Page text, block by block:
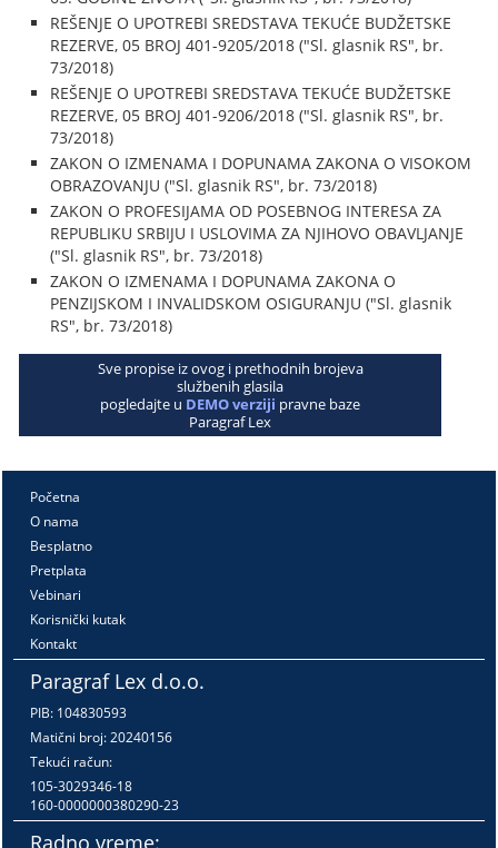
REŠENJE O UPOTREBI SREDSTAVA TEKUĆE BUDŽETSKE
REZERVE, 05 BROJ 401-9205/2018 ("Sl. glasnik RS", br.
73/2018)
REŠENJE O UPOTREBI SREDSTAVA TEKUĆE BUDŽETSKE
REZERVE, 05 BROJ 401-9206/2018 ("Sl. glasnik RS", br.
73/2018)
ZAKON O IZMENAMA I DOPUNAMA ZAKONA O VISOKOM
OBRAZOVANJU ("Sl. glasnik RS", br. 73/2018)
ZAKON O PROFESIJAMA OD POSEBNOG INTERESA ZA
REPUBLIKU SRBIJU I USLOVIMA ZA NJIHOVO OBAVLJANJE
("Sl. glasnik RS", br. 73/2018)
ZAKON O IZMENAMA I DOPUNAMA ZAKONA O
PENZIJSKOM I INVALIDSKOM OSIGURANJU ("Sl. glasnik
RS", br. 73/2018)
Sve propise iz ovog i prethodnih brojeva
službenih glasila
pogledajte u DEMO verziji pravne baze
Paragraf Lex
Početna
O nama
Besplatno
Pretplata
Vebinari
Korisnički kutak
Kontakt
Paragraf Lex d.o.o.
PIB: 104830593
Matični broj: 20240156
Tekući račun:
105-3029346-18
160-0000000380290-23
Radno vreme: